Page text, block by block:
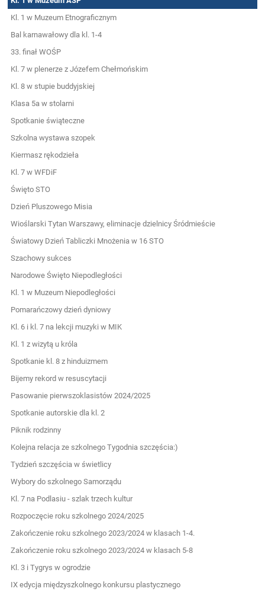
Kl. 1 w Muzeum Etnograficznym
Bal karnawałowy dla kl. 1-4
33. finał WOŚP
Kl. 7 w plenerze z Józefem Chełmońskim
Kl. 8 w stupie buddyjskiej
Klasa 5a w stolarni
Spotkanie świąteczne
Szkolna wystawa szopek
Kiermasz rękodzieła
Kl. 7 w WFDiF
Święto STO
Dzień Pluszowego Misia
Wioślarski Tytan Warszawy, eliminacje dzielnicy Śródmieście
Światowy Dzień Tabliczki Mnożenia w 16 STO
Szachowy sukces
Narodowe Święto Niepodległości
Kl. 1 w Muzeum Niepodległości
Pomarańczowy dzień dyniowy
Kl. 6 i kl. 7 na lekcji muzyki w MIK
Kl. 1 z wizytą u króla
Spotkanie kl. 8 z hinduizmem
Bijemy rekord w resuscytacji
Pasowanie pierwszoklasistów 2024/2025
Spotkanie autorskie dla kl. 2
Piknik rodzinny
Kolejna relacja ze szkolnego Tygodnia szczęścia:)
Tydzień szczęścia w świetlicy
Wybory do szkolnego Samorządu
Kl. 7 na Podlasiu - szlak trzech kultur
Rozpoczęcie roku szkolnego 2024/2025
Zakończenie roku szkolnego 2023/2024 w klasach 1-4.
Zakończenie roku szkolnego 2023/2024 w klasach 5-8
Kl. 3 i Tygrys w ogrodzie
IX edycja międzyszkolnego konkursu plastycznego